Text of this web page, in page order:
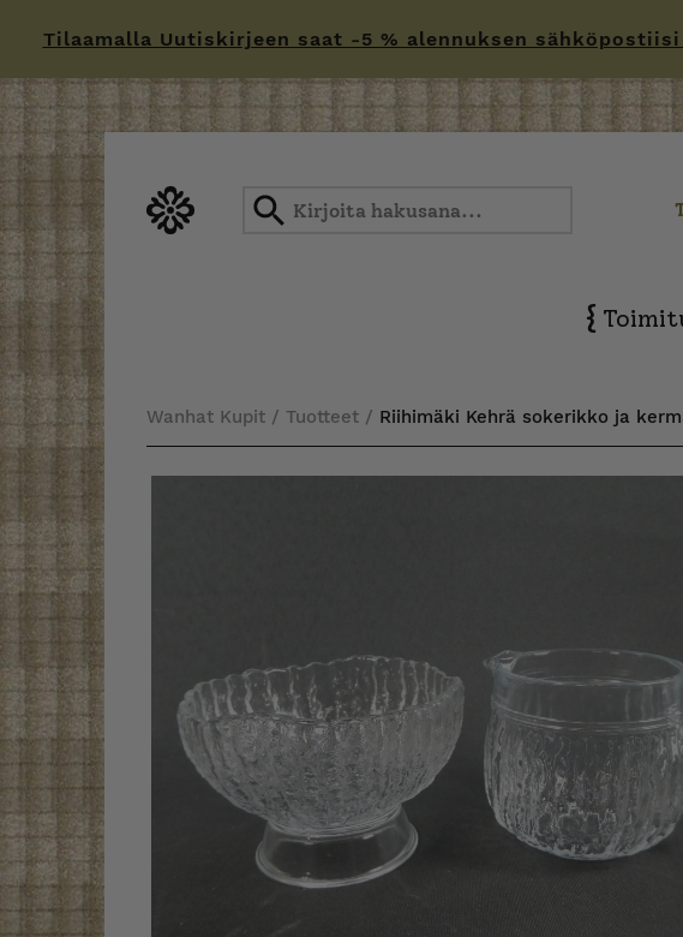
Tilaamalla Uutiskirjeen saat -5 % alennuksen
to
{
Wanhat Kupit / Tuotteet / Riihimäki Kehrä sokerikko ja